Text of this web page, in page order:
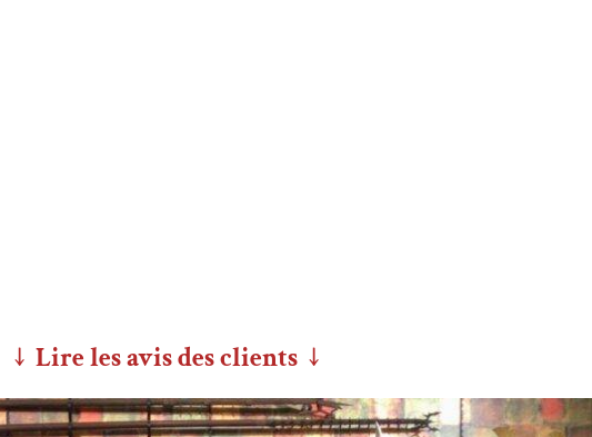
↓ Lire les avis des clients ↓